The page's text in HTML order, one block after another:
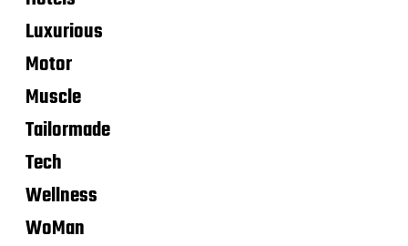
Luxurious
Motor
Muscle
Tailormade
Tech
Wellness
WoMan